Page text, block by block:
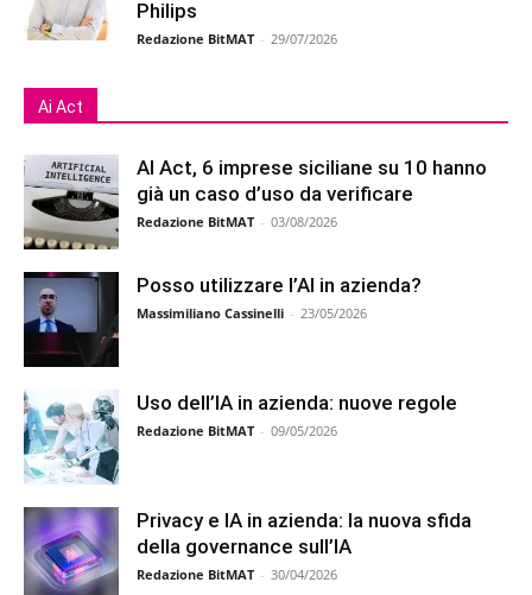
Philips
Redazione BitMAT - 29/07/2026
Ai Act
AI Act, 6 imprese siciliane su 10 hanno
già un caso d’uso da verificare
Redazione BitMAT - 03/08/2026
Posso utilizzare l’AI in azienda?
Massimiliano Cassinelli - 23/05/2026
Uso dell’IA in azienda: nuove regole
Redazione BitMAT - 09/05/2026
Privacy e IA in azienda: la nuova sfida
della governance sull’IA
Redazione BitMAT - 30/04/2026